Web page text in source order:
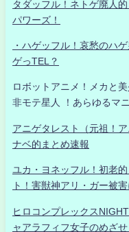
タダッフル！ネトゲ廃人
パワーズ！
・ハゲッフル！哀愁のハ
ゲっTEL？
ロボットアニメ！メカと
非モテ星人 ！あらゆるマ
アニゲタレスト（元祖！
ナベ的まとめ速報
ユカ・ヨネッフル！初老
ト！害獣神アリ・ガー被
ヒロコンプレックス
ャアラフィフ女子のめざ